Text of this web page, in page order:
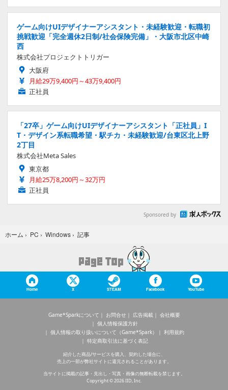
ゲーム向けUIデザイナーアシスタント・未経験歓迎・転職初
挑戦歓迎「完全週休2日制/社会保険完備」・大阪市北区中崎
西
株式会社プロジェクトトリガー
大阪府
月給29万9,400円～43万9,400円
正社員
「27卒」ゲーム向けUIデザイナーアシスタント「正社員」I
T・デザイン系転職希望・駅チカ・未経験歓迎/台東区北上野
2丁目
株式会社Meta Sales
東京都
月給25万8,200円～32万円
正社員
Sponsored by
ホーム › PC › Windows › 記事
Home X STEAM Facebook YouTube
Game*Sparkについて お問合せ 広告掲載
会社概要
個人情報保護方針
個人情報の取り扱いについて（Game*Spark）
利用規約
特定商取引法に基づく表記
紹介した商品/サービスを購入、契約した場合に、
売上の一部が弊社サイトに還元されることがあります。
当サイトに掲載の記事・見出し・写真・画像の無断転載を禁じます。
Copyright © 2026 IID, Inc.